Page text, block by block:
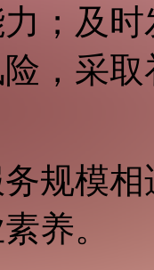
；及
，采
务规模
养。